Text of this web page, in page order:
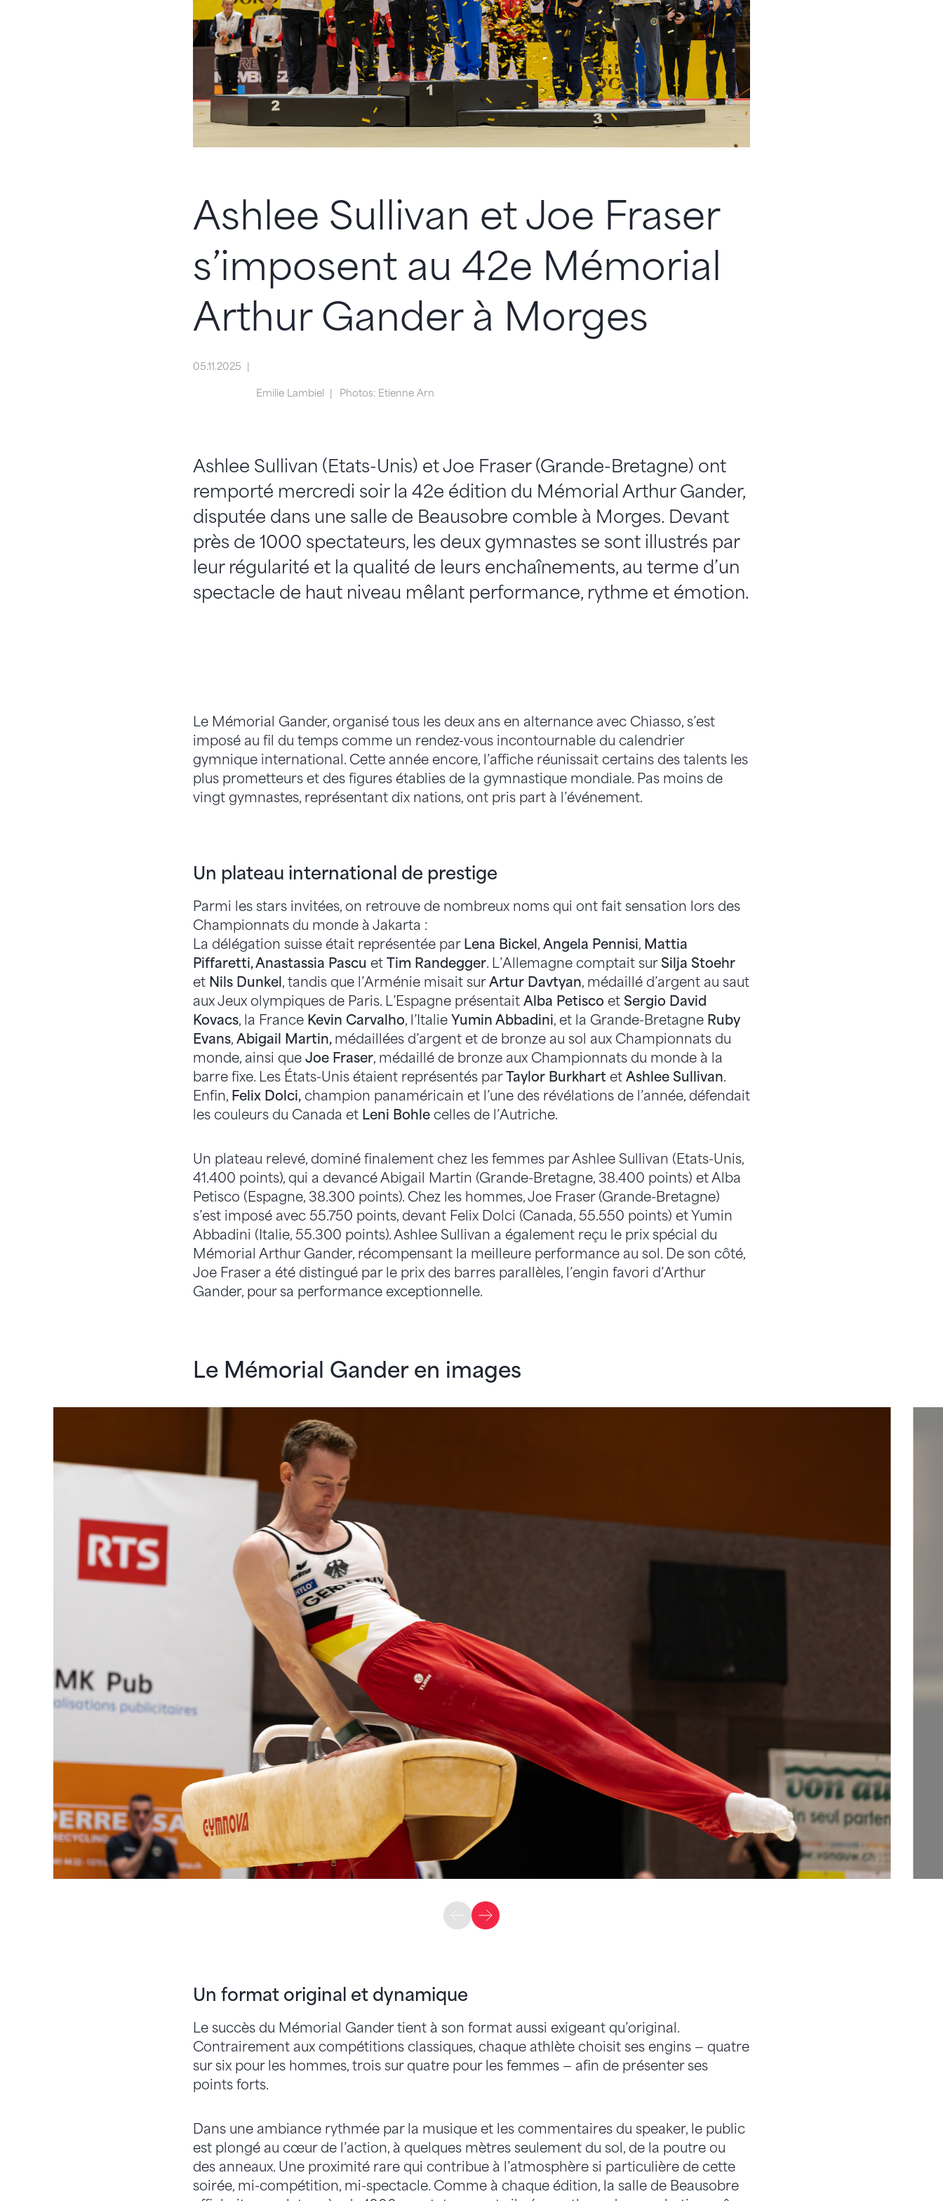
Ashlee Sullivan et Joe Fraser
s’imposent au 42e Mémorial
Arthur Gander à Morges
05.11.2025
Emilie Lambiel Photos: Etienne Arn
Ashlee Sullivan (Etats-Unis) et Joe Fraser (Grande-Bretagne) ont
remporté mercredi soir la 42e édition du Mémorial Arthur Gander,
disputée dans une salle de Beausobre comble à Morges. Devant
près de 1000 spectateurs, les deux gymnastes se sont illustrés par
leur régularité et la qualité de leurs enchaînements, au terme d’un
spectacle de haut niveau mêlant performance, rythme et émotion.
Le Mémorial Gander, organisé tous les deux ans en alternance avec Chiasso, s’est
imposé au fil du temps comme un rendez-vous incontournable du calendrier
gymnique international. Cette année encore, l’affiche réunissait certains des talents les
plus prometteurs et des figures établies de la gymnastique mondiale. Pas moins de
vingt gymnastes, représentant dix nations, ont pris part à l’événement.
Un plateau international de prestige
Parmi les stars invitées, on retrouve de nombreux noms qui ont fait sensation lors des
Championnats du monde à Jakarta :
La délégation suisse était représentée par Lena Bickel , Angela Pennisi, Mattia
Piffaretti, Anastassia Pascu et Tim Randegger. L’Allemagne comptait sur Silja Stoehr
et Nils Dunkel , tandis que l’Arménie misait surArtur Davtyan, médaillé d’argent au saut
aux Jeux olympiques de Paris. L’Espagne présentait Alba Petisco et Sergio David
Kovacs, la France Kevin Carvalho, l’Italie Yumin Abbadini, et la Grande-Bretagne Ruby
Evans, Abigail Martin, médaillées d’argent et de bronze au sol aux Championnats du
monde, ainsi que Joe Fraser, médaillé de bronze aux Championnats du monde à la
barre fixe. Les États-Unis étaient représentés parTaylor Burkhart et Ashlee Sullivan.
Enfin, Felix Dolci, champion panaméricain et l’une des révélations de l’année, défendait
les couleurs du Canada et Leni Bohlecelles de l’Autriche.
Un plateau relevé, dominé finalement chez les femmes par Ashlee Sullivan (Etats-Unis,
41.400 points), qui a devancé Abigail Martin (Grande-Bretagne, 38.400 points) et Alba
Petisco (Espagne, 38.300 points). Chez les hommes, Joe Fraser (Grande-Bretagne)
s’est imposé avec 55.750 points, devant Felix Dolci (Canada, 55.550 points) et Yumin
Abbadini (Italie, 55.300 points). Ashlee Sullivan a également reçu le prix spécial du
Mémorial Arthur Gander, récompensant la meilleure performance au sol. De son côté,
Joe Fraser a été distingué par le prix des barres parallèles, l’engin favori d’Arthur
Gander, pour sa performance exceptionnelle.
Le Mémorial Gander en images
Un format original et dynamique
Le succès du Mémorial Gander tient à son format aussi exigeant qu’original.
Contrairement aux compétitions classiques, chaque athlète choisit ses engins — quatre
sur six pour les hommes, trois sur quatre pour les femmes — afin de présenter ses
points forts.
Dans une ambiance rythmée par la musique et les commentaires du speaker, le public
est plongé au cœur de l’action, à quelques mètres seulement du sol, de la poutre ou
des anneaux. Une proximité rare qui contribue à l’atmosphère si particulière de cette
soirée, mi-compétition, mi-spectacle. Comme à chaque édition, la salle de Beausobre